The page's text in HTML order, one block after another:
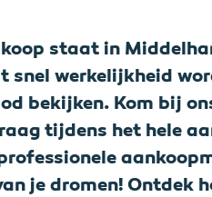
staat in
snel werkelijkheid
bekijken. Kom bij
tijdens het hele
je dromen! Ontdek